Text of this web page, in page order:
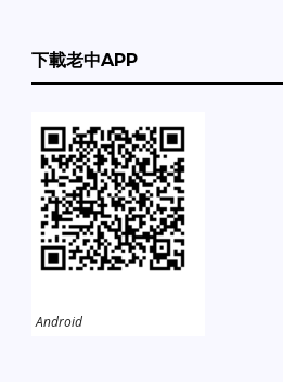
下載老中APP
Android